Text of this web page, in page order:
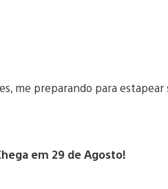
me preparando para estapear
em 29 de Agosto!